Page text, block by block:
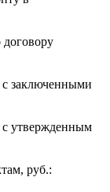
договору
с заключенными
с утвержденным
руб.: